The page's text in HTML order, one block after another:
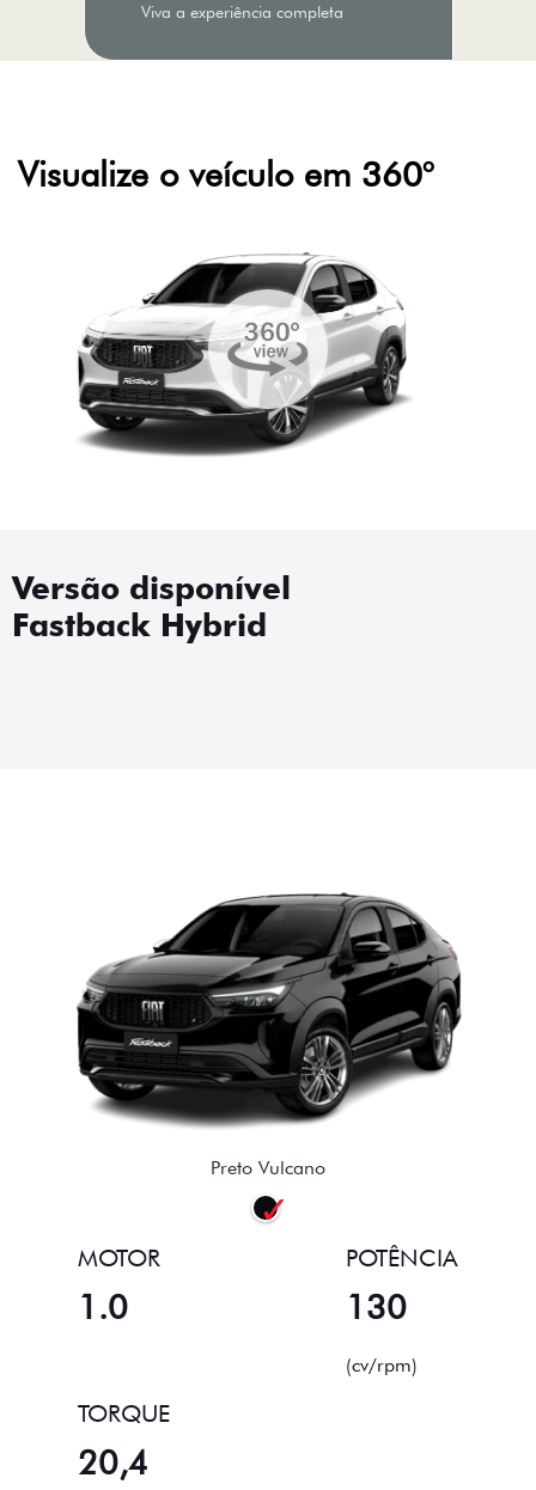
Viva a experiência completa
Visualize o veículo em 360°
Versão disponível
Fastback Hybrid
Preto Vulcano
MOTOR
1.0
POTÊNCIA
130
(cv/rpm)
TORQUE
20,4